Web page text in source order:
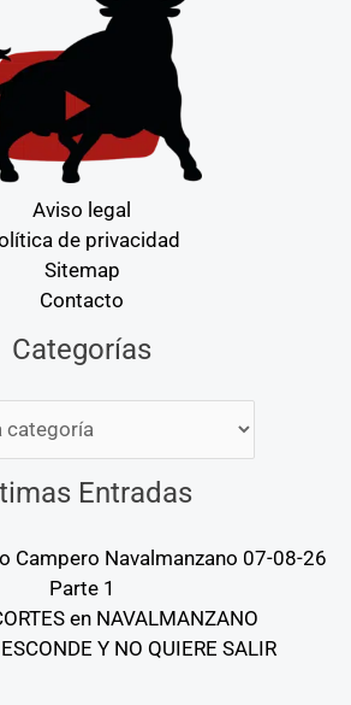
Aviso legal
de privacidad
Sitemap
Contacto
Categorías
Entradas
Campero Navalmanzano 07-08-26
Parte 1
en NAVALMANZANO
Y NO QUIERE SALIR